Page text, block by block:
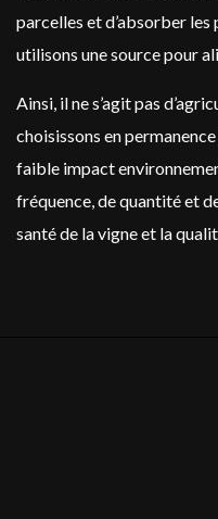
parcelles et d’absorber
utilisons une source pour
Ainsi, il ne s’agit pas
choisissons en
faible impact
fréquence, de quantité et
santé de la vigne et la